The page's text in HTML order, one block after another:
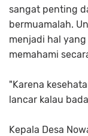
sangat penting
bermuamalah.
menjadi hal
memahami
"Karena
lancar kalau
Kepala Desa